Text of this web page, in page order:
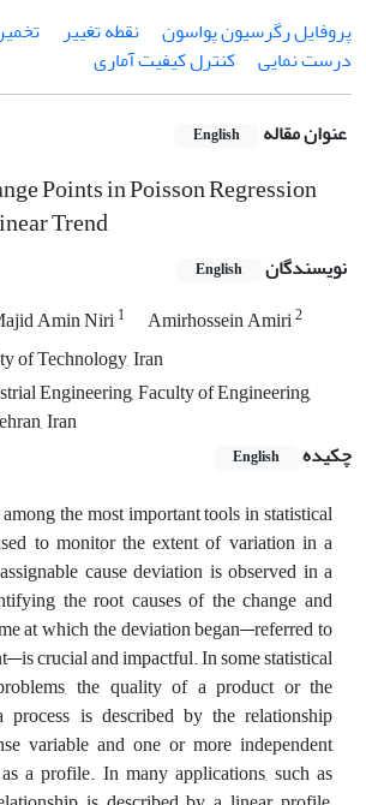
پروفایل‌ رگرسیون پواسون
نقطه تغییر
درست نمایی
کنترل کیفیت آماری
عنوان مقاله English
Points in Poisson Regression
Trend
نویسندگان English
Amin Niri1 Amirhossein Amiri2
of Technology, Iran
Engineering, Faculty of Engineering,
Iran
چکیده
English
the most important tools in statistical
to monitor the extent of variation in a
cause deviation is observed in a
the root causes of the change and
at which the deviation began—referred to
crucial and impactful. In some statistical
the quality of a product or the
process is described by the relationship
variable and one or more independent
a profile. In many applications, such as